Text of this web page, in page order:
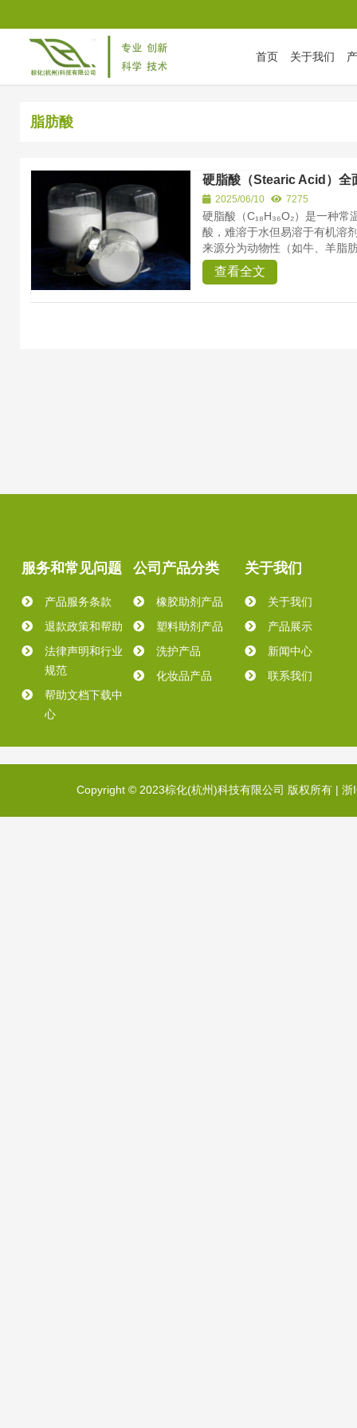
首页 关于我们
首页/Tag Archives: 脂肪酸
脂肪酸
硬脂酸（Stearic Acid）全
2025/06/10 7275
硬脂酸（C₁₈H₃₆O₂）是一种
酸，难溶于水但易溶于有机溶
来源分为动物性（如牛、羊脂
查看全文
服务和常见问题
产品服务条款
退款政策和帮助
法律声明和行业
规范
帮助文档下载中
心
公司产品分类
橡胶助剂产品
塑料助剂产品
洗护产品
化妆品产品
关于我们
关于我们
产品展示
新闻中心
联系我们
Copyright © 2023棕化(杭州)科技有限公司 版权所有 | 浙